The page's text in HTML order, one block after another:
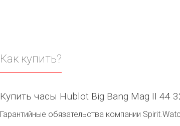
Как купить?
Купить часы Hublot Big Bang Mag II 44
Гарантийные обязательства компании